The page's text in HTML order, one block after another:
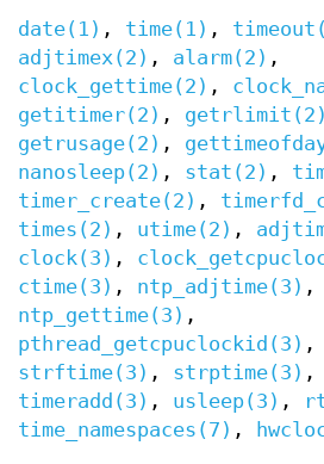
date(1) , time(1) ,
adjtimex(2) , alarm(2) ,
clock_gettime(2) ,
getitimer(2) , getrlimit(2)
getrusage(2) ,
nanosleep(2) , stat(2) ,
timer_create(2) ,
times(2) , utime(2) ,
clock(3) ,
ctime(3) , ntp_adjtime(3) ,
ntp_gettime(3) ,
pthread_getcpuclockid(3) ,
strftime(3) , strptime(3) ,
timeradd(3) , usleep(3) ,
time_namespaces(7) ,